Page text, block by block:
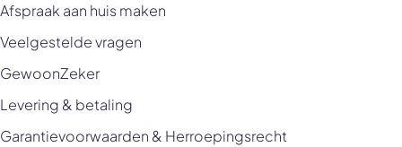
Afspraak aan huis maken
Veelgestelde vragen
GewoonZeker
Levering & betaling
Garantievoorwaarden & Herroepingsrecht